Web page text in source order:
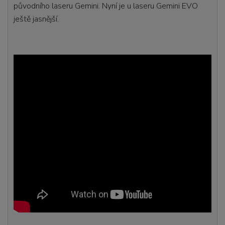
původního laseru Gemini. Nyní je u laseru Gemini EVO
ještě jasnější.